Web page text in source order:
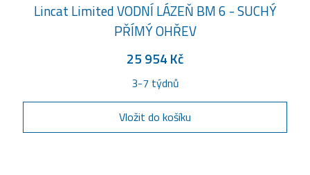
Lincat Limited VODNÍ LÁZEŇ BM 6 - SUCHÝ
PŘÍMÝ OHŘEV
25 954 Kč
3-7 týdnů
Vložit do košíku